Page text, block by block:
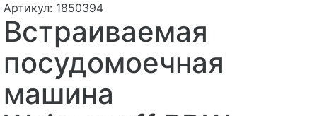
Артикул: 1850394
Встраиваемая
посудомоечная
машина